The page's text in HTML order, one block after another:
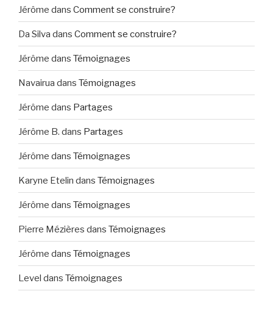
Jérôme dans Comment se construire?
Da Silva dans Comment se construire?
Jérôme dans Témoignages
Navairua dans Témoignages
Jérôme dans Partages
Jérôme B. dans Partages
Jérôme dans Témoignages
Karyne Etelin dans Témoignages
Jérôme dans Témoignages
Pierre Mézières dans Témoignages
Jérôme dans Témoignages
Level dans Témoignages